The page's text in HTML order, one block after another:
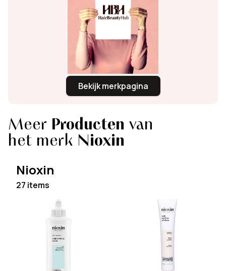
Bekijk merkpagina
Meer Producten van
het merk Nioxin
Nioxin
27 items